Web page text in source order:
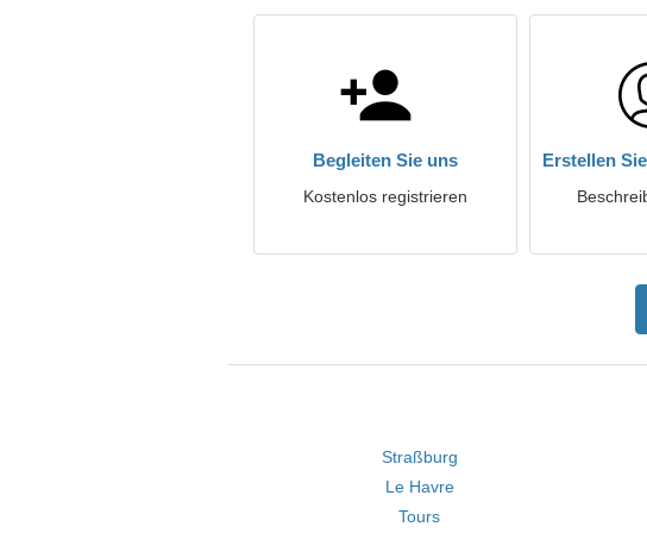
Begleiten Sie uns
Kostenlos registrieren
Erstellen
Straßburg
Le Havre
Tours